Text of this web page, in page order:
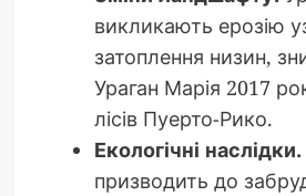
викликають ерозію
затоплення низин,
Ураган Марія 2017
лісів Пуерто-Рико.
Екологічні наслідки.
призводить до